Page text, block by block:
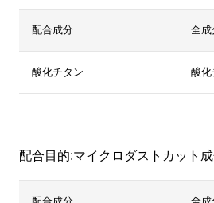
配合成分 全成
酸化チタン 酸化
配合目的:マイクロダストカット